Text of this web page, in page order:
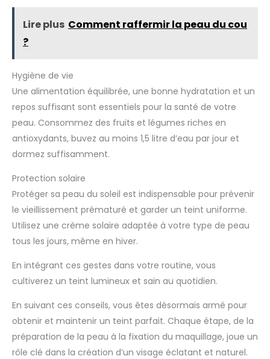
Lire plus Comment raffermir la peau du cou
?
Hygiène de vie
Une alimentation équilibrée, une bonne hydratation et un
repos suffisant sont essentiels pour la santé de votre
peau. Consommez des fruits et légumes riches en
antioxydants, buvez au moins 1,5 litre d’eau par jour et
dormez suffisamment.
Protection solaire
Protéger sa peau du soleil est indispensable pour prévenir
le vieillissement prématuré et garder un teint uniforme.
Utilisez une crème solaire adaptée à votre type de peau
tous les jours, même en hiver.
En intégrant ces gestes dans votre routine, vous
cultiverez un teint lumineux et sain au quotidien.
En suivant ces conseils, vous êtes désormais armé pour
obtenir et maintenir un teint parfait. Chaque étape, de la
préparation de la peau à la fixation du maquillage, joue un
rôle clé dans la création d’un visage éclatant et naturel.